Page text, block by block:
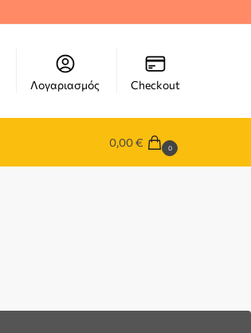
Λογαριασμός Checkout
0,00€ 0